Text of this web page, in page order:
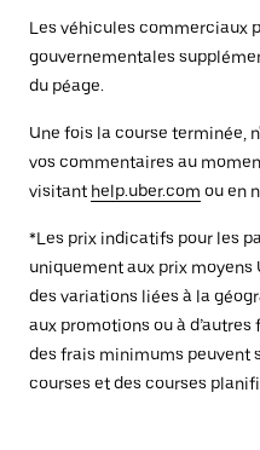
Les véhicules commerciaux
gouvernementales
du péage.
Une fois la course terminée,
vos commentaires au
visitant help.uber.com ou en
*Les prix indicatifs pour les
uniquement aux prix moyens
des variations liées à la
aux promotions ou à
des frais minimums peuvent
courses et des courses